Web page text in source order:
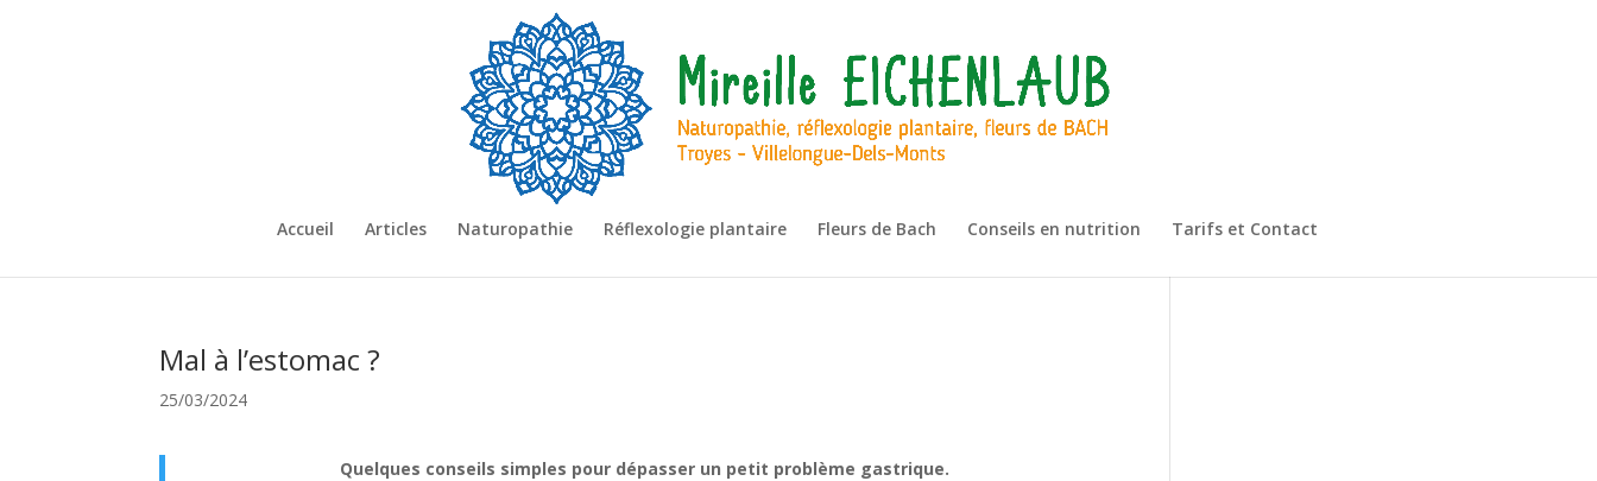
Accueil Articles Naturopathie Réflexologie plantaire Fleurs de Bach Conseils en nutrition Tarifs et Contact
Mal à l’estomac ?
25/03/2024
Quelques conseils simples pour dépasser un petit problème gastrique.